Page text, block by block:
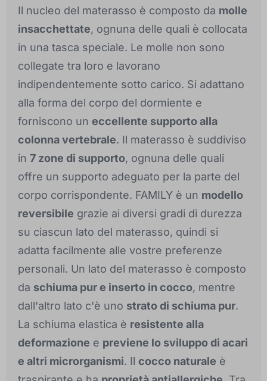
Il nucleo del materasso è composto da molle
insacchettate, ognuna delle quali è collocata
in una tasca speciale. Le molle non sono
collegate tra loro e lavorano
indipendentemente sotto carico. Si adattano
alla forma del corpo del dormiente e
forniscono un eccellente supporto alla
colonna vertebrale. Il materasso è suddiviso
in 7 zone di supporto, ognuna delle quali
offre un supporto adeguato per la parte del
corpo corrispondente. FAMILY è un modello
reversibile grazie ai diversi gradi di durezza
su ciascun lato del materasso, quindi si
adatta facilmente alle vostre preferenze
personali. Un lato del materasso è composto
da schiuma pur e inserto in cocco, mentre
dall'altro lato c'è uno strato di schiuma pur.
La schiuma elastica è resistente alla
deformazione e previene lo sviluppo di acari
e altri microrganismi. Il cocco naturale è